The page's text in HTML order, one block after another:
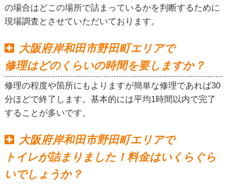
の場合はどこの場所で詰まっているかを判断するために
現場調査とさせていただいております。
大阪府岸和田市野田町エリアで
修理はどのくらいの時間を要しますか？
修理の程度や箇所にもよりますが簡単な修理であれば30
分ほどで終了します。基本的には平均1時間以内で完了
することが多いです。
大阪府岸和田市野田町エリアで
トイレが詰まりました！料金はいくらぐら
いでしょうか？